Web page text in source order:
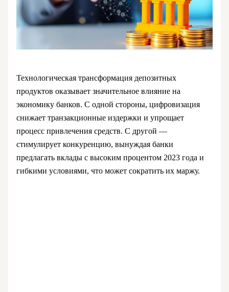
Технологическая трансформация депозитных
продуктов оказывает значительное влияние на
экономику банков. С одной стороны, цифровизация
снижает транзакционные издержки и упрощает
процесс привлечения средств. С другой —
стимулирует конкуренцию, вынуждая банки
предлагать вклады с высоким процентом 2023 года и
гибкими условиями, что может сократить их маржу.